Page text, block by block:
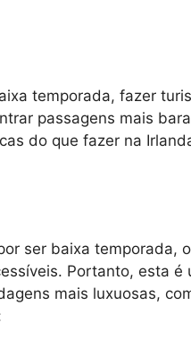
temporada, fazer
passagens mais
do que fazer na
ser baixa temporada,
Portanto, esta
mais luxuosas,